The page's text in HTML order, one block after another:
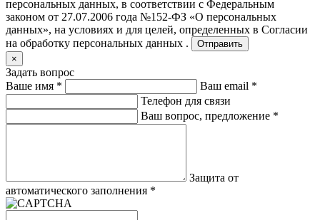
персональных данных, в соответствии с Федеральным
законом от 27.07.2006 года №152-ФЗ «О персональных
данных», на условиях и для целей, определенных в Согласии
на обработку персональных данных .
Отправить
×
Задать вопрос
Ваше имя * Ваш email *
Телефон для связи
Ваш вопрос, предложение *
Защита от
автоматического заполнения *